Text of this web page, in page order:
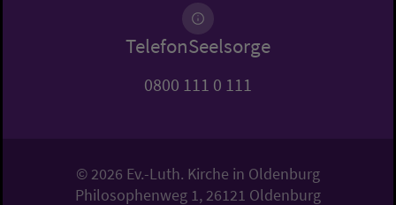
TelefonSeelsorge
0800 111 0 111
© 2026 Ev.-Luth. Kirche in Oldenburg
Philosophenweg 1, 26121 Oldenburg